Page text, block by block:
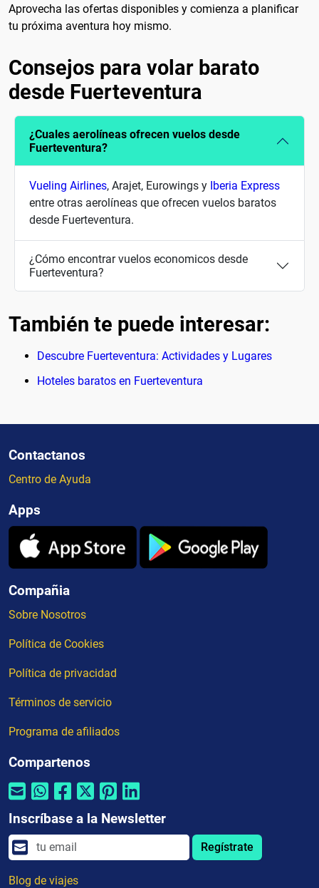
Aprovecha las ofertas disponibles y comienza a planificar
tu próxima aventura hoy mismo.
Consejos para volar barato
desde Fuerteventura
¿Cuales aerolíneas ofrecen vuelos desde
Fuerteventura?
Vueling Airlines, Arajet, Eurowings y Iberia Express
entre otras aerolíneas que ofrecen vuelos baratos
desde Fuerteventura.
¿Cómo encontrar vuelos economicos desde
Fuerteventura?
También te puede interesar:
Descubre Fuerteventura: Actividades y Lugares
Hoteles baratos en Fuerteventura
Contactanos
Centro de Ayuda
Apps
Compañia
Sobre Nosotros
Política de Cookies
Política de privacidad
Términos de servicio
Programa de afiliados
Compartenos
Inscríbase a la Newsletter
Regístrate
Blog de viajes